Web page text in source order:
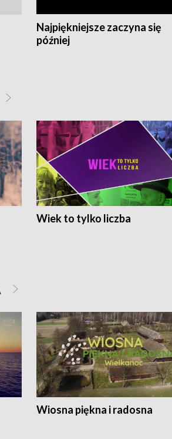
Najpiękniejsze zaczyna się
później
Wiek to tylko liczba
Wiosna piękna i radosna